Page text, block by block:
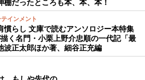
棚だったところも本、本、本！
インメント
慣らし 文庫で読むアンソロジー本特集
描く名門・小栗上野介忠順の一代記「最
波正太郎ほか著、細谷正充編